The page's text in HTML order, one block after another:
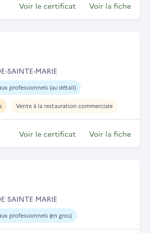
Voir le certificat Voir la fiche
SAINTE-MARIE
professionnels (au détail)
Vente à la restauration commerciale
Voir le certificat Voir la fiche
SAINTE MARIE
professionnels (en gros)